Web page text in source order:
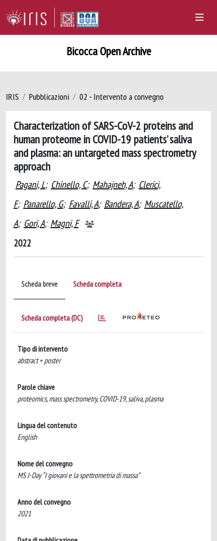
Bicocca Open Archive
IRIS Pubblicazioni 02 - Intervento a convegno
Characterization of SARS-CoV-2 proteins and
human proteome in COVID-19 patients’ saliva
and plasma: an untargeted mass spectrometry
approach
Pagani, L; Chinello, C; Mahajneh, A; Clerici,
F; Panarello, G; Favalli, A; Bandera, A; Muscatello,
A; Gori, A; Magni, F
2022
Scheda breve Scheda completa
Scheda completa (DC)
Tipo di intervento
abstract + poster
Parole chiave
proteomics, mass spectrometry, COVID-19, saliva, plasma
Lingua del contenuto
English
Nome del convegno
MS J-Day “I giovani e la spettrometria di massa”
Anno del convegno
2021